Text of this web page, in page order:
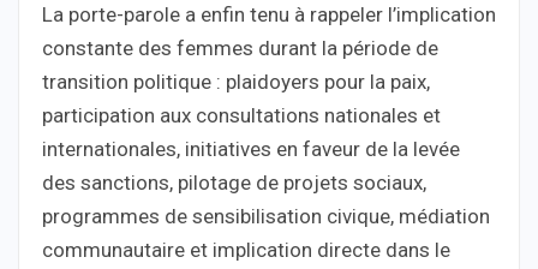
La porte-parole a enfin tenu à rappeler l’implication
constante des femmes durant la période de
transition politique : plaidoyers pour la paix,
participation aux consultations nationales et
internationales, initiatives en faveur de la levée
des sanctions, pilotage de projets sociaux,
programmes de sensibilisation civique, médiation
communautaire et implication directe dans le